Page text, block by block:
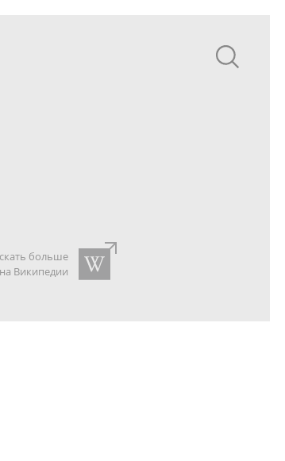
больше
Википедии